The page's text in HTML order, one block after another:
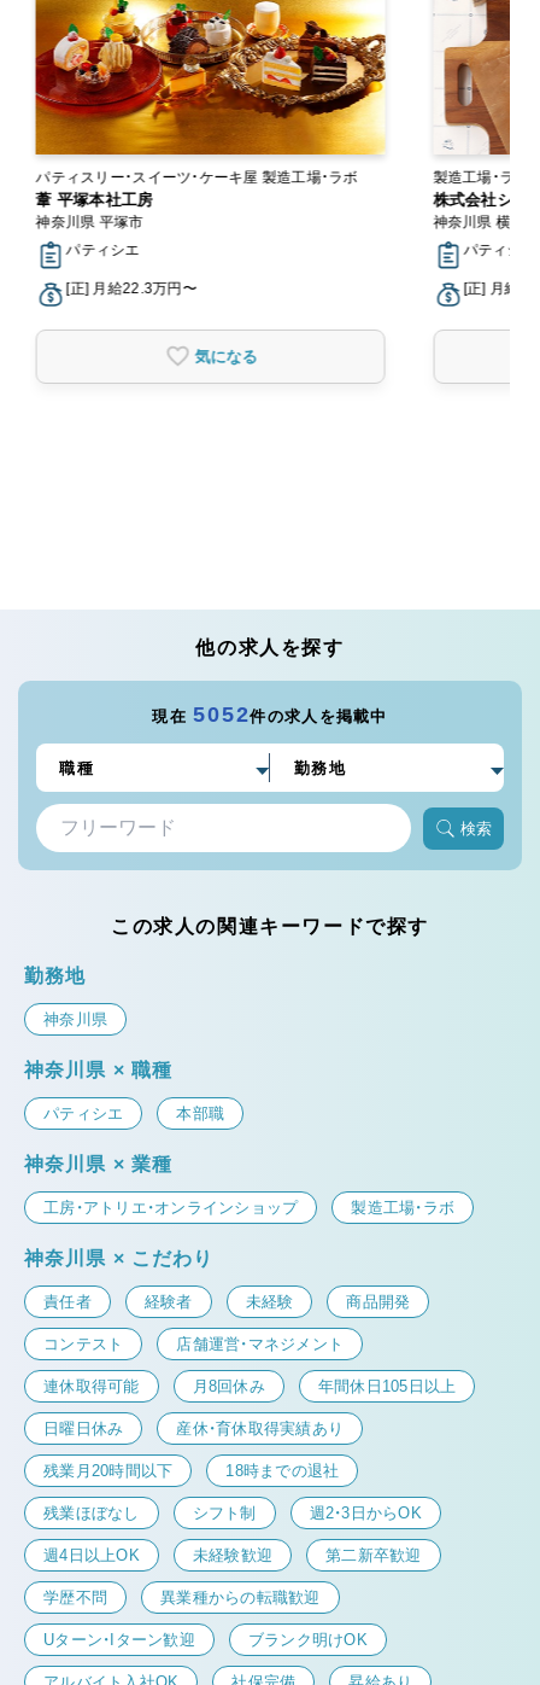
パティスリー・スイーツ・ケーキ屋 製造工場・ラボ
葦 平塚本社工房
神奈川県 平塚市
パティシエ
[正] 月給22.3万円〜
気になる
製造工場・ラボ
株式会社シュ
神奈川県 横浜
パティシエ
[正] 月給
他の求人を探す
現在5052件の求人を掲載中
検索
この求人の関連キーワードで探す
勤務地
神奈川県
神奈川県 × 職種
パティシエ 本部職
神奈川県 × 業種
工房・アトリエ・オンラインショップ 製造工場・ラボ
神奈川県 × こだわり
責任者 経験者 未経験 商品開発
コンテスト 店舗運営・マネジメント
連休取得可能 月8回休み 年間休日105日以上
日曜日休み 産休・育休取得実績あり
残業月20時間以下 18時までの退社
残業ほぼなし シフト制 週2・3日からOK
週4日以上OK 未経験歓迎 第二新卒歓迎
学歴不問 異業種からの転職歓迎
Uターン・Iターン歓迎 ブランク明けOK